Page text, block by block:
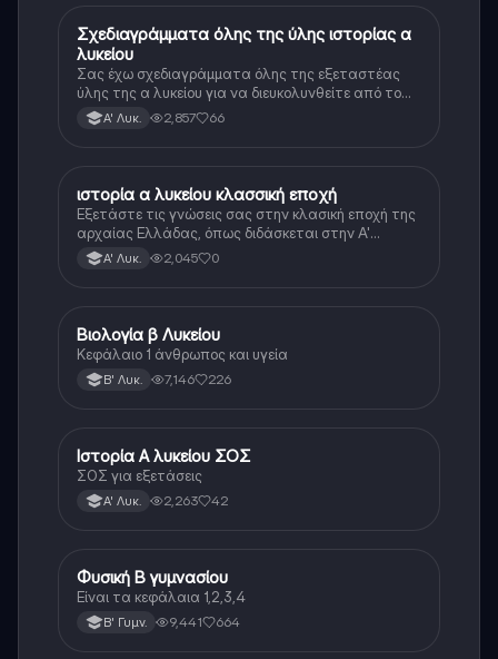
Ιστορία
Σχεδιαγράμματα όλης της ύλης ιστορίας α
λυκείου
Σας έχω σχεδιαγράμματα όλης της εξεταστέας
ύλης της α λυκείου για να διευκολυνθείτε από το
τεράστιο βάρος του βιβλίου
Α' Λυκ. 2,857 66
Ιστορία
ιστορία α λυκείου κλασσική εποχή
Εξετάστε τις γνώσεις σας στην κλασική εποχή της
αρχαίας Ελλάδας, όπως διδάσκεται στην Α'
Λυκείου.Α' Λυκ. 2,045 0
Βιολογία
Βιολογία β Λυκείου
Κεφάλαιο 1 άνθρωπος και υγεία
Β' Λυκ. 7,146 226
Ιστορία
Ιστορία Α λυκείου ΣΟΣ
ΣΟΣ για εξετάσεις
Α' Λυκ. 2,263 42
Φυσική
Φυσική Β γυμνασίου
Είναι τα κεφάλαια 1,2,3,4
Β' Γυμν. 9,441 664